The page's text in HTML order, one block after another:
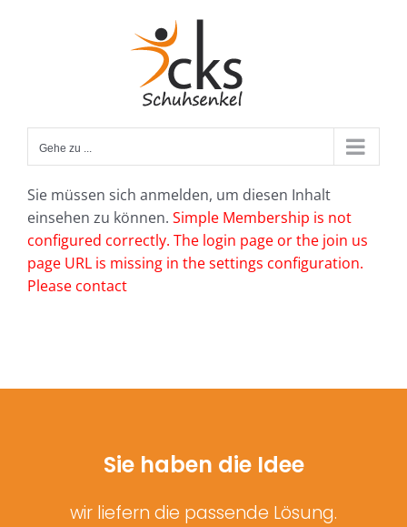
Gehe zu ...
Sie müssen sich anmelden, um diesen Inhalt
einsehen zu können. Simple Membership is not
configured correctly. The login page or the join us
page URL is missing in the settings configuration.
Please contact
Sie haben die Idee
wir liefern die passende Lösung.